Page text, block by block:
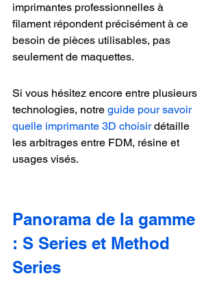
imprimantes professionnelles à
filament répondent précisément à ce
besoin de pièces utilisables, pas
seulement de maquettes.
Si vous hésitez encore entre plusieurs
technologies, notre guide pour savoir
quelle imprimante 3D choisir détaille
les arbitrages entre FDM, résine et
usages visés.
Panorama de la gamme
: S Series et Method
Series